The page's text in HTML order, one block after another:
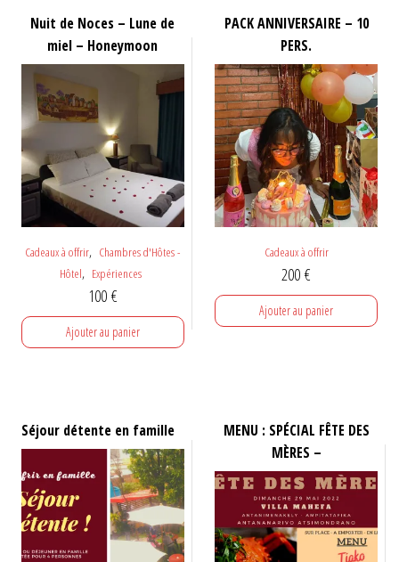
Nuit de Noces – Lune de
miel – Honeymoon
Cadeaux à offrir, Chambres d'Hôtes -
Hôtel, Expériences
100€
Ajouter au panier
PACK ANNIVERSAIRE – 10
PERS.
Cadeaux à offrir
200€
Ajouter au panier
Séjour détente en famille
MENU : SPÉCIAL FÊTE DES
MÈRES –